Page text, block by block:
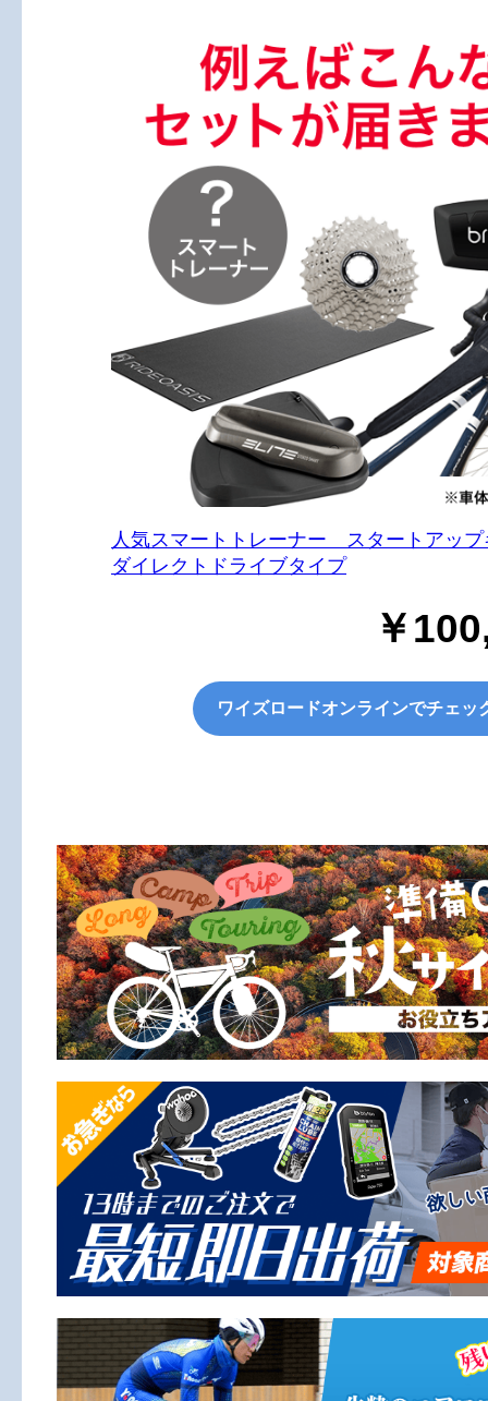
人気スマートトレーナー スタートアップ
ダイレクトドライブタイプ
￥
ワイズロードオンラインでチェッ